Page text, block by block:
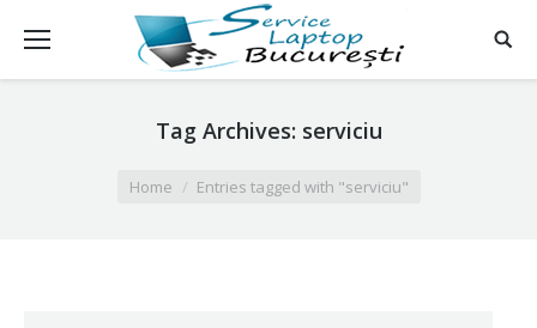
Tag Archives: serviciu
Home Entries tagged with "serviciu"